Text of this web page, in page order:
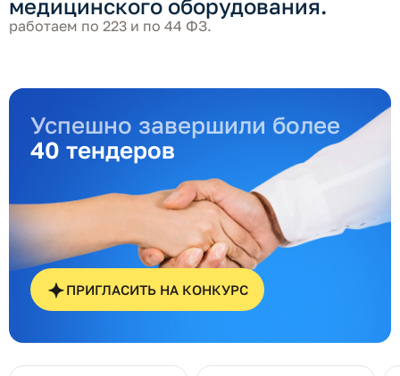
медицинского оборудования.
работаем по 223 и по 44 ФЗ.
Успешно завершили более
40 тендеров
ПРИГЛАСИТЬ НА КОНКУРС